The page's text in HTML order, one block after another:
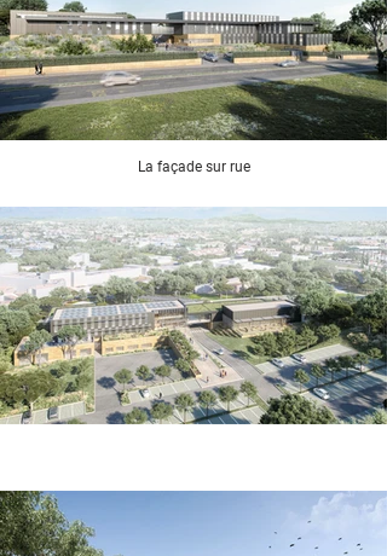
La façade sur rue